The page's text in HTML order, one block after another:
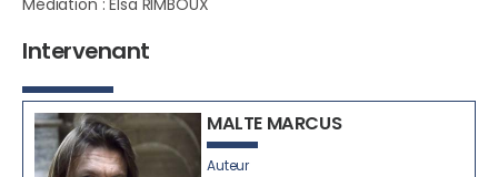
Médiation : Elsa RIMBOUX
Intervenant
MALTE MARCUS
Auteur